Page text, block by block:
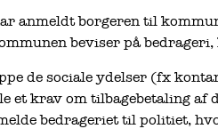
anmeldt borgeren til
beviser på
de sociale ydelser (fx
et krav om tilbagebetaling af
bedrageriet til politiet,